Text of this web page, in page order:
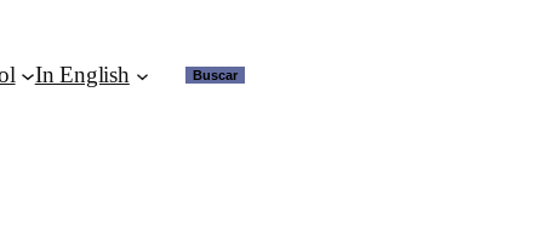
In English Buscar
Buscar